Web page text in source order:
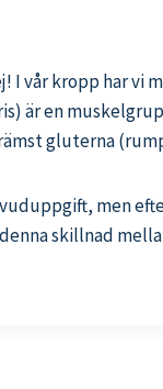
I vår kropp har vi
är en
gluterna
men
skillnad